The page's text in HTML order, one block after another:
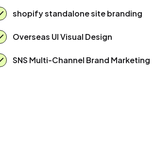
shopify standalone site branding
Overseas UI Visual Design
SNS Multi-Channel Brand Marketing